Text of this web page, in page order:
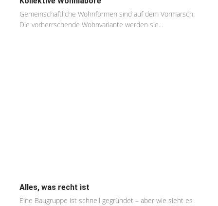
Gemeinschaftliche Wohnformen sind auf dem Vormarsch.
Die vorherrschende Wohnvariante werden sie...
Alles, was recht ist
Eine Baugruppe ist schnell gegründet – aber wie sieht es